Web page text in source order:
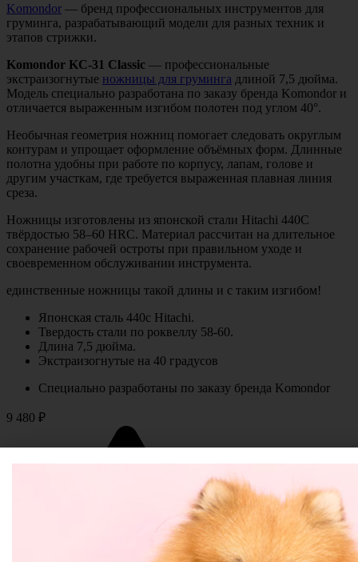
Komondor — бренд профессиональных инструментов для
груминга, разрабатывающий модели для разных техник и
этапов стрижки.
Komondor KC-31 Classic — профессиональные
экстраизогнутые ножницы для груминга длиной 7,5 дюйма.
Модель специально разработана по заказу бренда Komondor и
отличается выраженным изгибом полотен под углом 40°.
Необычная геометрия ножниц помогает следовать округлым
контурам и упрощает оформление объёмных форм. Длинные
полотна удобны при работе по корпусу, лапам, голове и
другим участкам, где требуется выраженная плавная линия
среза.
Ножницы изготовлены из японской стали Hitachi 440C
твёрдостью 58–60 HRC. Материал рассчитан на длительное
сохранение рабочей остроты при правильном уходе и
своевременном обслуживании инструмента.
единственные ножницы такой длины и с таким изгибом!
Японская сталь 440c Hitachi.
Твердость стали по роквеллу 58-60.
Длина 7,5 дюйма.
Экстраизогнутые на 40 градусов
Специально разработаны по заказу бренда Komondor
9 480 ₽
Осталось 2шт.